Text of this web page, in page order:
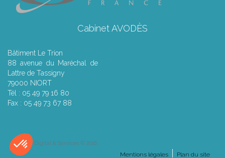
Cabinet AVODÈS
Bâtiment Le Trion
88 avenue du Maréchal de
Lattre de Tassigny
79000 NIORT
Tél : 05 49 79 16 80
Fax : 05 49 73 67 88
Septeo Digital & Services © 2016
Plan du site
Mentions légales